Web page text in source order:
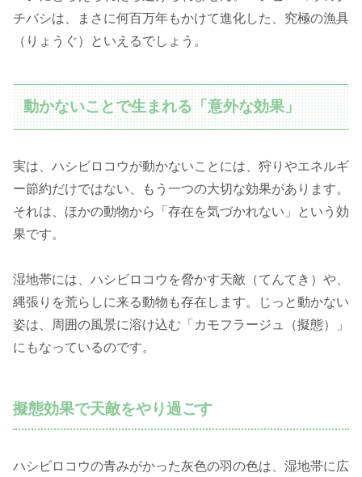
チバシは、まさに何百万年もかけて進化した、究極の漁具
（りょうぐ）といえるでしょう。
動かないことで生まれる「意外な効果」
実は、ハシビロコウが動かないことには、狩りやエネルギ
ー節約だけではない、もう一つの大切な効果があります。
それは、ほかの動物から「存在を気づかれない」という効
果です。
湿地帯には、ハシビロコウを脅かす天敵（てんてき）や、
縄張りを荒らしに来る動物も存在します。じっと動かない
姿は、周囲の風景に溶け込む「カモフラージュ（擬態）」
にもなっているのです。
擬態効果で天敵をやり過ごす
ハシビロコウの青みがかった灰色の羽の色は、湿地帯に広